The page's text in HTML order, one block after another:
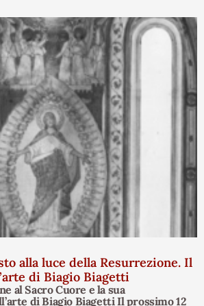
alla luce della Resurrezione. Il
di Biagio Biagetti
al Sacro Cuore e la sua
di Biagio Biagetti Il prossimo 12